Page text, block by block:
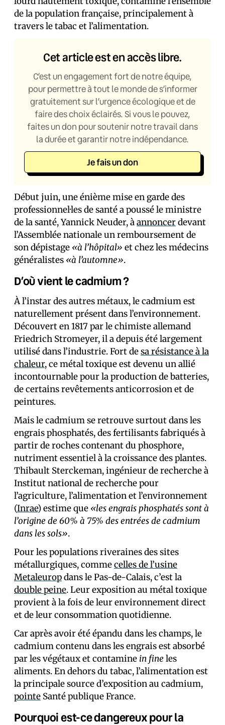
de la population française, principalement à
travers le tabac et l’alimentation.
Cet article est en accès libre.
C’est un engagement fort de notre équipe,
pour permettre à tout le monde de s’informer
gratuitement sur l’urgence écologique et de
faire des choix éclairés. Si vous le pouvez,
faites un don pour soutenir notre travail dans
la durée et garantir notre indépendance.
Je fais un don
Début juin, une énième mise en garde des
professionnel·les de santé a poussé le ministre
de la santé, Yannick Neuder, àannoncerdevant
l’Assemblée nationale un remboursement de
son dépistage «à l’hôpital» et chez les médecins
généralistes «à l’automne».
D’où vient le cadmium ?
À l’instar des autres métaux, le cadmium est
naturellement présent dans l’environnement.
Découvert en 1817 par le chimiste allemand
Friedrich Stromeyer, il a depuis été largement
utilisé dans l’industrie. Fort desa résistance à la
chaleur, ce métal toxique est devenu un allié
incontournable pour la production de batteries,
de certains revêtements anticorrosion et de
peintures.
Mais le cadmium se retrouve surtout dans les
engrais phosphatés, des fertilisants fabriqués à
partir de roches contenant du phosphore,
nutriment essentiel à la croissance des plantes.
Thibault Sterckeman, ingénieur de recherche à
Institut national de recherche pour
l’agriculture, l’alimentation et l’environnement
(Inrae) estime que «les engrais phosphatés sont à
l’origine de 60% à 75% des entrées de cadmium
dans les sols».
Pour les populations riveraines des sites
métallurgiques, commecelles de l’usine
Metaleuropdans le Pas-de-Calais, c’est la
double peine. Leur exposition au métal toxique
provient à la fois de leur environnement direct
et de leur consommation quotidienne.
Car après avoir été épandu dans les champs, le
cadmium contenu dans les engrais est absorbé
par les végétaux et contamine in fine les
aliments. En dehors du tabac, l’alimentation est
la principale source d’exposition au cadmium,
pointe Santé publique France.
Pourquoi est-ce dangereux pour la